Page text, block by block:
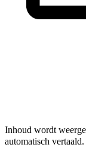
Inhoud wordt
automatisch vertaald.